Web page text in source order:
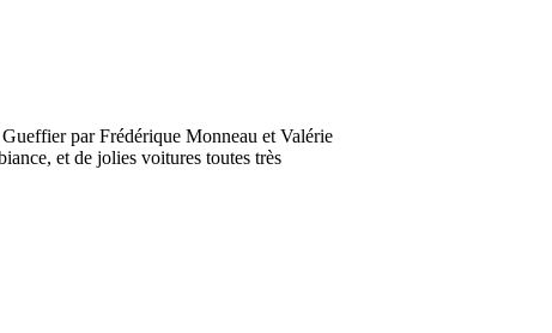
par Frédérique Monneau et Valérie
et de jolies voitures toutes très